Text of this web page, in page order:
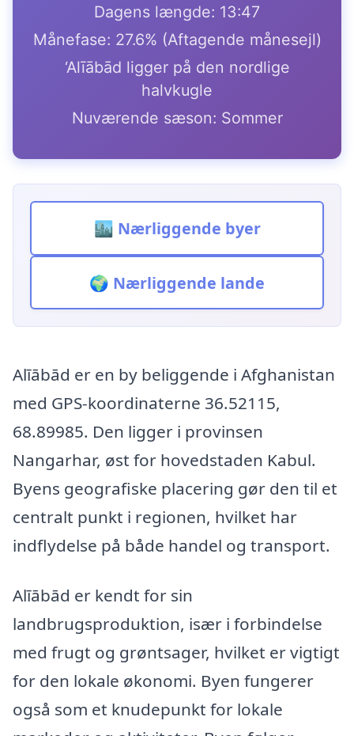
Dagens længde: 13:47
Månefase: 27.6% (Aftagende månesejl)
‘Alīābād ligger på den nordlige
halvkugle
Nuværende sæson: Sommer
🏙️ Nærliggende byer
🌍 Nærliggende lande
Alīābād er en by beliggende i Afghanistan
med GPS-koordinaterne 36.52115,
68.89985. Den ligger i provinsen
Nangarhar, øst for hovedstaden Kabul.
Byens geografiske placering gør den til et
centralt punkt i regionen, hvilket har
indflydelse på både handel og transport.
Alīābād er kendt for sin
landbrugsproduktion, især i forbindelse
med frugt og grøntsager, hvilket er vigtigt
for den lokale økonomi. Byen fungerer
også som et knudepunkt for lokale